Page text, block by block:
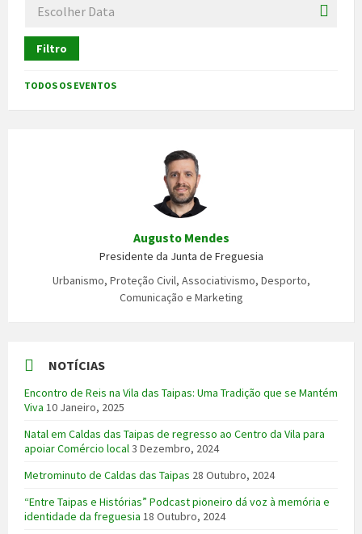
Filtro
TODOS OS EVENTOS
Augusto Mendes
Presidente da Junta de Freguesia
Urbanismo, Proteção Civil, Associativismo, Desporto,
Comunicação e Marketing
NOTÍCIAS
Encontro de Reis na Vila das Taipas: Uma Tradição que se Mantém
Viva 10 Janeiro, 2025
Natal em Caldas das Taipas de regresso ao Centro da Vila para
apoiar Comércio local3 Dezembro, 2024
Metrominuto de Caldas das Taipas 28 Outubro, 2024
“Entre Taipas e Histórias” Podcast pioneiro dá voz à memória e
identidade da freguesia 18 Outubro, 2024